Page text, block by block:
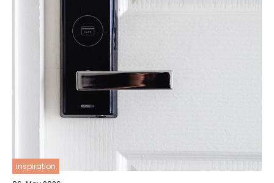
inspiration